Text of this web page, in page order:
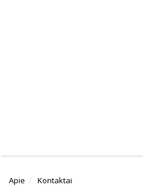
Apie Kontaktai